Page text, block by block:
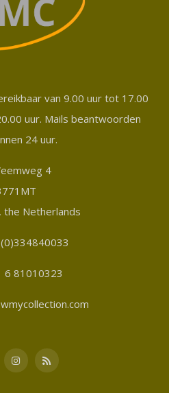
van 9.00 uur tot 17.00
uur. Mails beantwoorden
24 uur.
4
the Netherlands
6 81010323